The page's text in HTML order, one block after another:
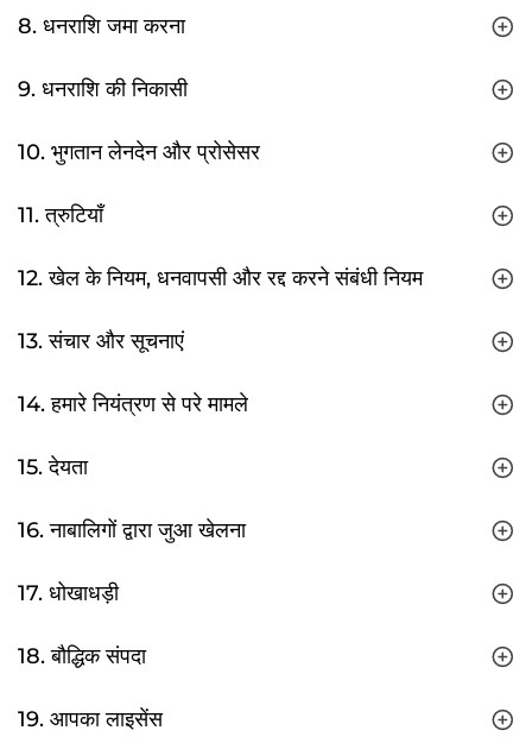
8. धनराशि जमा करना
9. धनराशि की निकासी
10. भुगतान लेनदेन और प्रोसेसर
11. त्रुटियाँ
12. खेल के नियम, धनवापसी और रद्द करने संबंधी नियम
13. संचार और सूचनाएं
14. हमारे नियंत्रण से परे मामले
15. देयता
16. नाबालिगों द्वारा जुआ खेलना
17. धोखाधड़ी
18. बौद्धिक संपदा
19. आपका लाइसेंस